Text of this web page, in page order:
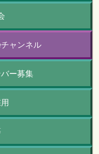
ャンネル
ー募集